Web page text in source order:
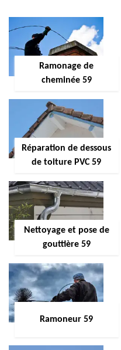
Ramonage de
cheminée 59
Réparation de dessous
de toiture PVC 59
Nettoyage et pose de
gouttière 59
Ramoneur 59